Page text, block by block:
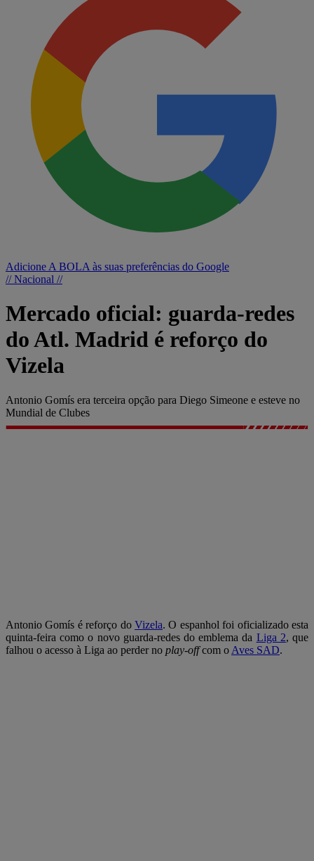
Adicione A BOLA às suas preferências do Google
// Nacional //
Mercado oficial: guarda-redes
do Atl. Madrid é reforço do
Vizela
Antonio Gomís era terceira opção para Diego Simeone e esteve no
Mundial de Clubes
Antonio Gomís é reforço do Vizela. O espanhol foi oficializado esta
quinta-feira como o novo guarda-redes do emblema da Liga 2, que
falhou o acesso à Liga ao perder no play-offcom o Aves SAD.